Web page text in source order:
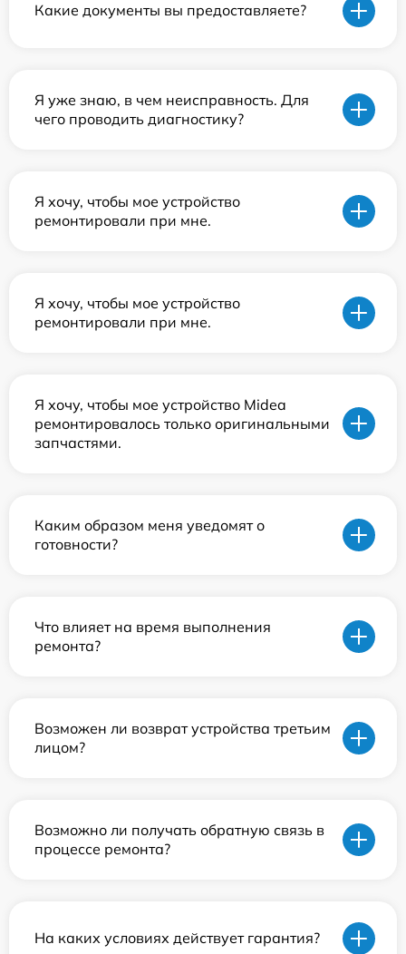
Какие документы вы предоставляете?
Я уже знаю, в чем неисправность. Для
чего проводить диагностику?
Я хочу, чтобы мое устройство
ремонтировали при мне.
Я хочу, чтобы мое устройство
ремонтировали при мне.
Я хочу, чтобы мое устройство Midea
ремонтировалось только оригинальными
запчастями.
Каким образом меня уведомят о
готовности?
Что влияет на время выполнения
ремонта?
Возможен ли возврат устройства третьим
лицом?
Возможно ли получать обратную связь в
процессе ремонта?
На каких условиях действует гарантия?